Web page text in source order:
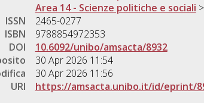
Area 14 - Scienze politiche e sociali >
ISSN
2465-0277
ISBN
9788854972353
DOI
10.6092/unibo/amsacta/8932
30 Apr 2026 11:54
30 Apr 2026 11:56
URI
https://amsacta.unibo.it/id/eprint/